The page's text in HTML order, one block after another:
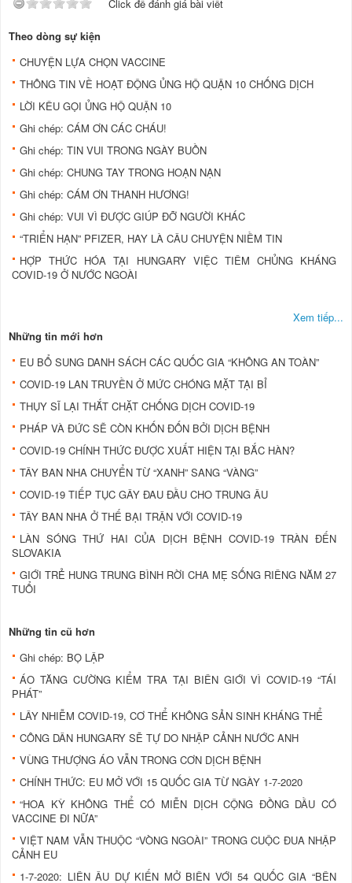
Click để đánh giá bài viết
Theo dòng sự kiện
CHUYỆN LỰA CHỌN VACCINE
THÔNG TIN VỀ HOẠT ĐỘNG ỦNG HỘ QUẬN 10 CHỐNG DỊCH
LỜI KÊU GỌI ỦNG HỘ QUẬN 10
Ghi chép: CÁM ƠN CÁC CHÁU!
Ghi chép: TIN VUI TRONG NGÀY BUỒN
Ghi chép: CHUNG TAY TRONG HOẠN NẠN
Ghi chép: CÁM ƠN THANH HƯƠNG!
Ghi chép: VUI VÌ ĐƯỢC GIÚP ĐỠ NGƯỜI KHÁC
“TRIỂN HẠN” PFIZER, HAY LÀ CÂU CHUYỆN NIỀM TIN
HỢP THỨC HÓA TẠI HUNGARY VIỆC TIÊM CHỦNG KHÁNG
COVID-19 Ở NƯỚC NGOÀI
Xem tiếp...
Những tin mới hơn
EU BỔ SUNG DANH SÁCH CÁC QUỐC GIA “KHÔNG AN TOÀN”
COVID-19 LAN TRUYỀN Ở MỨC CHÓNG MẶT TẠI BỈ
THỤY SĨ LẠI THẮT CHẶT CHỐNG DỊCH COVID-19
PHÁP VÀ ĐỨC SẼ CÒN KHỐN ĐỐN BỞI DỊCH BỆNH
COVID-19 CHÍNH THỨC ĐƯỢC XUẤT HIỆN TẠI BẮC HÀN?
TÂY BAN NHA CHUYỂN TỪ “XANH” SANG “VÀNG”
COVID-19 TIẾP TỤC GÂY ĐAU ĐẦU CHO TRUNG ÂU
TÂY BAN NHA Ở THẾ BẠI TRẬN VỚI COVID-19
LÀN SÓNG THỨ HAI CỦA DỊCH BỆNH COVID-19 TRÀN ĐẾN
SLOVAKIA
GIỚI TRẺ HUNG TRUNG BÌNH RỜI CHA MẸ SỐNG RIÊNG NĂM 27
TUỔI
Những tin cũ hơn
Ghi chép: BỌ LẬP
ÁO TĂNG CƯỜNG KIỂM TRA TẠI BIÊN GIỚI VÌ COVID-19 “TÁI
PHÁT”
LÂY NHIỄM COVID-19, CƠ THỂ KHÔNG SẢN SINH KHÁNG THỂ
CÔNG DÂN HUNGARY SẼ TỰ DO NHẬP CẢNH NƯỚC ANH
VÙNG THƯỢNG ÁO VẪN TRONG CƠN DỊCH BỆNH
CHÍNH THỨC: EU MỞ VỚI 15 QUỐC GIA TỪ NGÀY 1-7-2020
“HOA KỲ KHÔNG THỂ CÓ MIỄN DỊCH CỘNG ĐỒNG DẦU CÓ
VACCINE ĐI NỮA”
VIỆT NAM VẪN THUỘC “VÒNG NGOÀI” TRONG CUỘC ĐUA NHẬP
CẢNH EU
1-7-2020: LIÊN ÂU DỰ KIẾN MỞ BIÊN VỚI 54 QUỐC GIA “BÊN